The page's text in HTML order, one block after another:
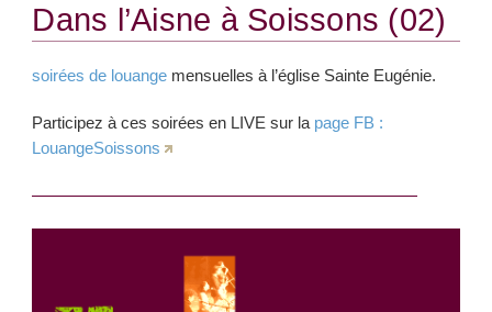
Dans l’Aisne à Soissons (02)
soirées de louange mensuelles à l’église Sainte Eugénie.
Participez à ces soirées en LIVE sur la page FB :
LouangeSoissons